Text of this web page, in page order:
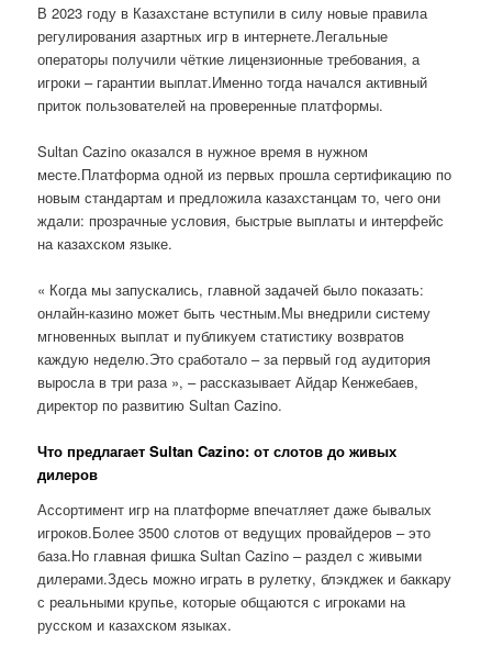
В 2023 году в Казахстане вступили в силу новые правила
регулирования азартных игр в интернете.Легальные
операторы получили чёткие лицензионные требования, а
игроки – гарантии выплат.Именно тогда начался активный
приток пользователей на проверенные платформы.
Sultan Cazino оказался в нужное время в нужном
месте.Платформа одной из первых прошла сертификацию по
новым стандартам и предложила казахстанцам то, чего они
ждали: прозрачные условия, быстрые выплаты и интерфейс
на казахском языке.
« Когда мы запускались, главной задачей было показать:
онлайн-казино может быть честным.Мы внедрили систему
мгновенных выплат и публикуем статистику возвратов
каждую неделю.Это сработало – за первый год аудитория
выросла в три раза », – рассказывает Айдар Кенжебаев,
директор по развитию Sultan Cazino.
Что предлагает Sultan Cazino: от слотов до живых
дилеров
Ассортимент игр на платформе впечатляет даже бывалых
игроков.Более 3500 слотов от ведущих провайдеров – это
база.Но главная фишка Sultan Cazino – раздел с живыми
дилерами.Здесь можно играть в рулетку, блэкджек и баккару
с реальными крупье, которые общаются с игроками на
русском и казахском языках.